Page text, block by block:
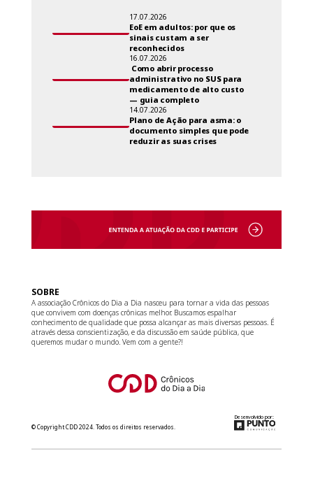
17.07.2026
EoE em adultos: por que os
sinais custam a ser
reconhecidos
16.07.2026
Como abrir processo
administrativo no SUS para
medicamento de alto custo
— guia completo
14.07.2026
Plano de Ação para asma: o
documento simples que pode
reduzir as suas crises
SOBRE
A associação Crônicos do Dia a Dia nasceu para tornar a vida das pessoas
que convivem com doenças crônicas melhor. Buscamos espalhar
conhecimento de qualidade que possa alcançar as mais diversas pessoas. É
através dessa conscientização, e da discussão em saúde pública, que
queremos mudar o mundo. Vem com a gente?!
© Copyright CDD 2024. Todos os direitos reservados.
Desenvolvido por: